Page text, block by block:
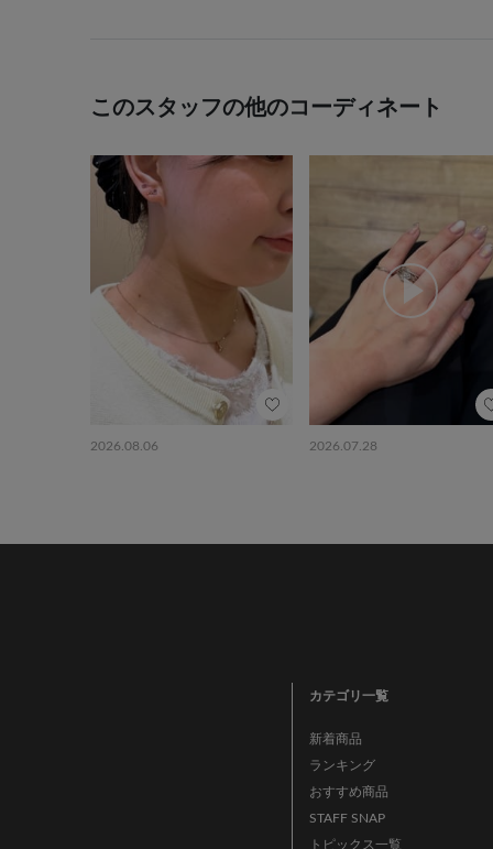
このスタッフの他のコーディネート
2026.08.06 2026.07.28
カテゴリ一覧
新着商品
ランキング
おすすめ商品
STAFF SNAP
トピックス一覧